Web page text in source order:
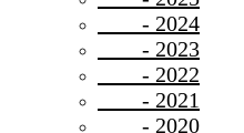
- 2024
- 2023
- 2022
- 2021
- 2020